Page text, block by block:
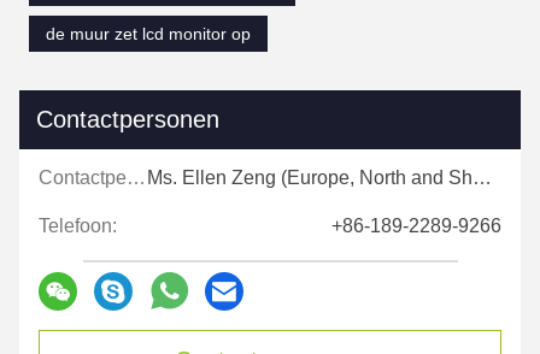
de muur zet lcd monitor op
Contactpersonen
Contactpersonen: Ms. Ellen Zeng (Europe, North and Shouth America)
Telefoon: +86-189-2289-9266